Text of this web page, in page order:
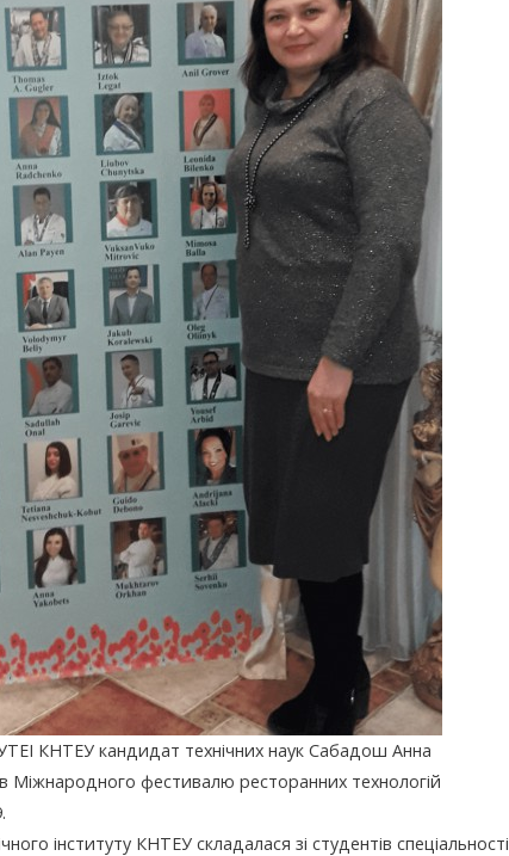
КНТЕУ кандидат технічних наук Сабадош Анна
Міжнародного фестивалю ресторанних технологій
інституту КНТЕУ складалася зі студентів спеціальності